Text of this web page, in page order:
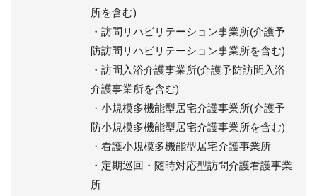
所を含む)
・訪問リハビリテーション事業所(介護予
防訪問リハビリテーション事業所を含む)
・訪問入浴介護事業所(介護予防訪問入浴
介護事業所を含む)
・小規模多機能型居宅介護事業所(介護予
防小規模多機能型居宅介護事業所を含む)
・看護小規模多機能型居宅介護事業所
・定期巡回・随時対応型訪問介護看護事業
所